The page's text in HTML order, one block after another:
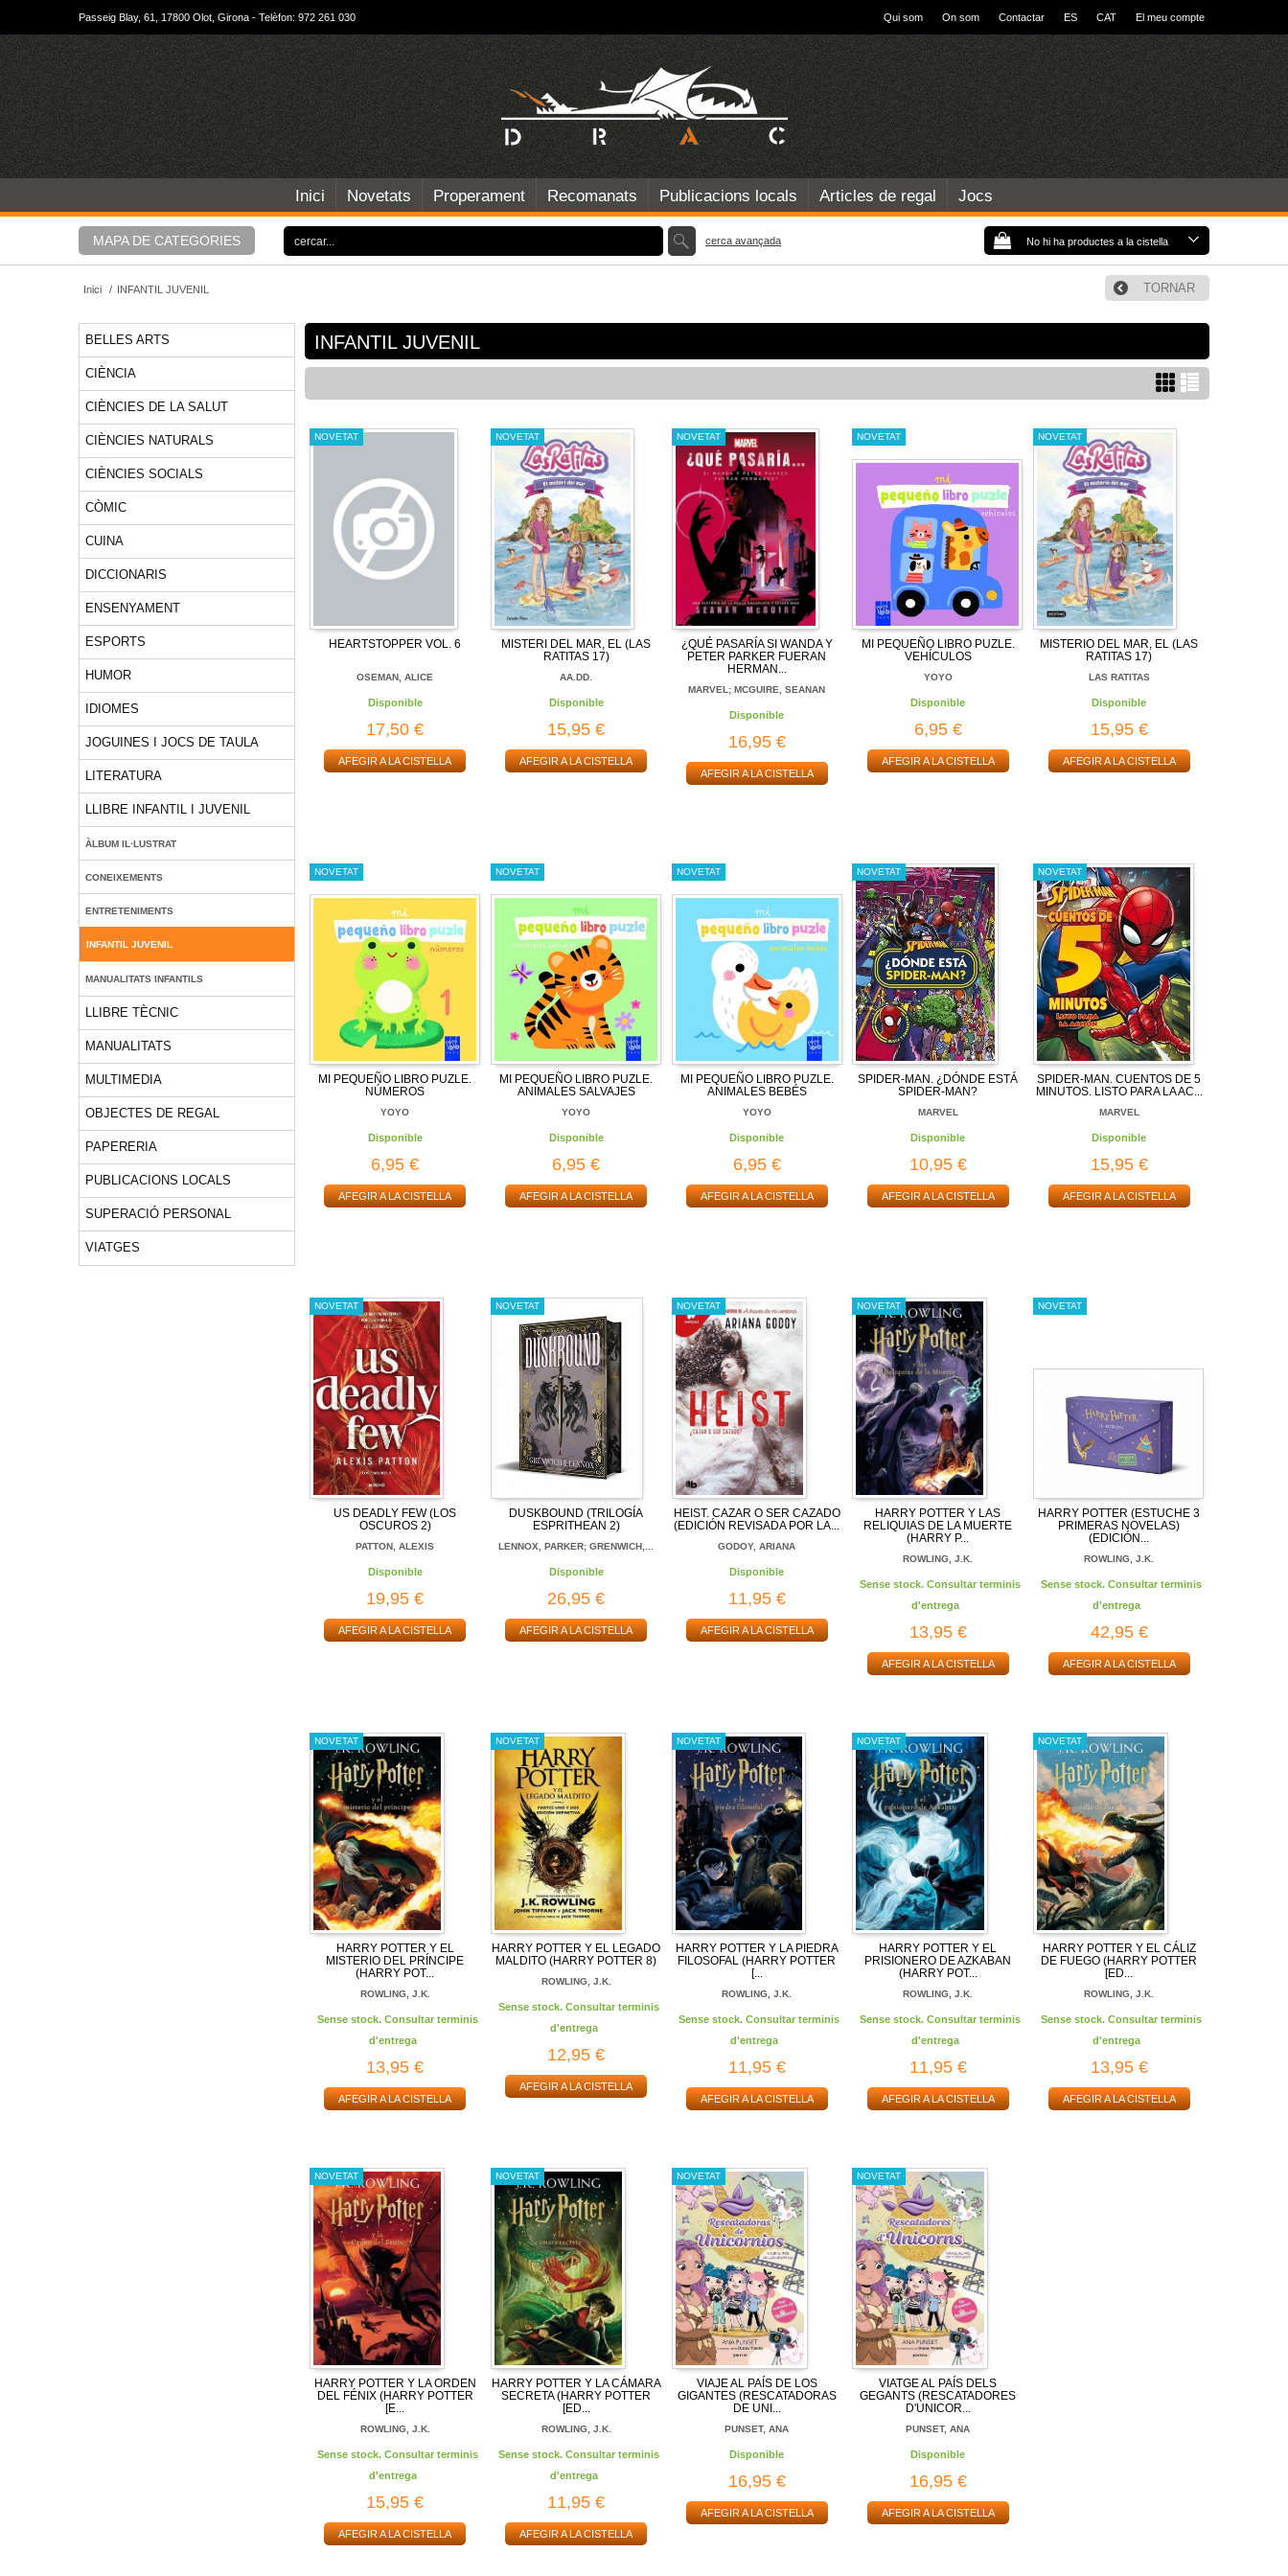
Passeig Blay, 61, 17800 Olot, Girona - Telèfon: 972 261 030 Qui som On som Contactar ES CAT El meu compte
Inici Novetats Properament Recomanats Publicacions locals Articles de regal Jocs
MAPA DE CATEGORIES No hi ha productes a la cistella
cerca avançada
Inici / INFANTIL JUVENIL TORNAR
BELLES ARTS
CIÈNCIA
CIÈNCIES DE LA SALUT
CIÈNCIES NATURALS
CIÈNCIES SOCIALS
CÒMIC
CUINA
DICCIONARIS
ENSENYAMENT
ESPORTS
HUMOR
IDIOMES
JOGUINES I JOCS DE TAULA
LITERATURA
LLIBRE INFANTIL I JUVENIL
ÀLBUM IL·LUSTRAT
CONEIXEMENTS
ENTRETENIMENTS
INFANTIL JUVENIL
MANUALITATS INFANTILS
LLIBRE TÈCNIC
MANUALITATS
MULTIMEDIA
OBJECTES DE REGAL
PAPERERIA
PUBLICACIONS LOCALS
SUPERACIÓ PERSONAL
VIATGES
INFANTIL JUVENIL
NOVETAT
HEARTSTOPPER VOL. 6
OSEMAN, ALICE
Disponible
17,50 €
AFEGIR A LA CISTELLA
NOVETAT
MISTERI DEL MAR, EL (LAS
RATITAS 17)
AA.DD.
Disponible
15,95 €
AFEGIR A LA CISTELLA
NOVETAT
¿QUÉ PASARÍA SI WANDA Y
PETER PARKER FUERAN
HERMAN...
MARVEL; MCGUIRE, SEANAN
Disponible
16,95 €
AFEGIR A LA CISTELLA
NOVETAT
MI PEQUEÑO LIBRO PUZLE.
VEHÍCULOS
YOYO
Disponible
6,95 €
AFEGIR A LA CISTELLA
NOVETAT
MISTERIO DEL MAR, EL (LAS
RATITAS 17)
LAS RATITAS
Disponible
15,95 €
AFEGIR A LA CISTELLA
NOVETAT
MI PEQUEÑO LIBRO PUZLE.
NÚMEROS
YOYO
Disponible
6,95 €
AFEGIR A LA CISTELLA
NOVETAT
MI PEQUEÑO LIBRO PUZLE.
ANIMALES SALVAJES
YOYO
Disponible
6,95 €
AFEGIR A LA CISTELLA
NOVETAT
MI PEQUEÑO LIBRO PUZLE.
ANIMALES BEBÉS
YOYO
Disponible
6,95 €
AFEGIR A LA CISTELLA
NOVETAT
SPIDER-MAN. ¿DÓNDE ESTÁ
SPIDER-MAN?
MARVEL
Disponible
10,95 €
AFEGIR A LA CISTELLA
NOVETAT
SPIDER-MAN. CUENTOS DE 5
MINUTOS. LISTO PARA LA AC...
MARVEL
Disponible
15,95 €
AFEGIR A LA CISTELLA
NOVETAT
US DEADLY FEW (LOS
OSCUROS 2)
PATTON, ALEXIS
Disponible
19,95 €
AFEGIR A LA CISTELLA
NOVETAT
DUSKBOUND (TRILOGÍA
ESPRITHEAN 2)
LENNOX, PARKER; GRENWICH,...
Disponible
26,95 €
AFEGIR A LA CISTELLA
NOVETAT
HEIST. CAZAR O SER CAZADO
(EDICIÓN REVISADA POR LA...
GODOY, ARIANA
Disponible
11,95 €
AFEGIR A LA CISTELLA
NOVETAT
HARRY POTTER Y LAS
RELIQUIAS DE LA MUERTE
(HARRY P...
ROWLING, J.K.
Sense stock. Consultar terminis
d'entrega
13,95 €
AFEGIR A LA CISTELLA
NOVETAT
HARRY POTTER (ESTUCHE 3
PRIMERAS NOVELAS)
(EDICIÓN...
ROWLING, J.K.
Sense stock. Consultar terminis
d'entrega
42,95 €
AFEGIR A LA CISTELLA
NOVETAT
HARRY POTTER Y EL
MISTERIO DEL PRÍNCIPE
(HARRY POT...
ROWLING, J.K.
Sense stock. Consultar terminis
d'entrega
13,95 €
AFEGIR A LA CISTELLA
NOVETAT
HARRY POTTER Y EL LEGADO
MALDITO (HARRY POTTER 8)
ROWLING, J.K.
Sense stock. Consultar terminis
d'entrega
12,95 €
AFEGIR A LA CISTELLA
NOVETAT
HARRY POTTER Y LA PIEDRA
FILOSOFAL (HARRY POTTER
[...
ROWLING, J.K.
Sense stock. Consultar terminis
d'entrega
11,95 €
AFEGIR A LA CISTELLA
NOVETAT
HARRY POTTER Y EL
PRISIONERO DE AZKABAN
(HARRY POT...
ROWLING, J.K.
Sense stock. Consultar terminis
d'entrega
11,95 €
AFEGIR A LA CISTELLA
NOVETAT
HARRY POTTER Y EL CÁLIZ
DE FUEGO (HARRY POTTER
[ED...
ROWLING, J.K.
Sense stock. Consultar terminis
d'entrega
13,95 €
AFEGIR A LA CISTELLA
NOVETAT
HARRY POTTER Y LA ORDEN
DEL FÉNIX (HARRY POTTER
[E...
ROWLING, J.K.
Sense stock. Consultar terminis
d'entrega
15,95 €
AFEGIR A LA CISTELLA
NOVETAT
HARRY POTTER Y LA CÁMARA
SECRETA (HARRY POTTER
[ED...
ROWLING, J.K.
Sense stock. Consultar terminis
d'entrega
11,95 €
AFEGIR A LA CISTELLA
NOVETAT
VIAJE AL PAÍS DE LOS
GIGANTES (RESCATADORAS
DE UNI...
PUNSET, ANA
Disponible
16,95 €
AFEGIR A LA CISTELLA
NOVETAT
VIATGE AL PAÍS DELS
GEGANTS (RESCATADORES
D'UNICOR...
PUNSET, ANA
Disponible
16,95 €
AFEGIR A LA CISTELLA